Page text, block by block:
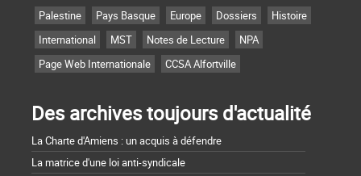
Palestine
Pays Basque Europe Dossiers
Histoire
International
MST Notes de Lecture
NPA
Page Web Internationale
CCSA Alfortville
Des archives toujours d'actualité
La Charte d'Amiens : un acquis à défendre
La matrice d'une loi anti-syndicale